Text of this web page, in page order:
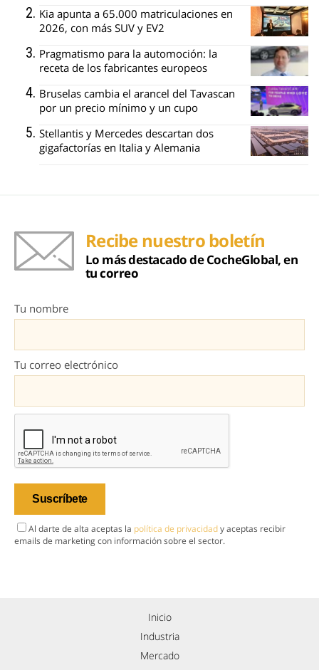
Kia apunta a 65.000 matriculaciones en
2026, con más SUV y EV2
Pragmatismo para la automoción: la
receta de los fabricantes europeos
Bruselas cambia el arancel del Tavascan
por un precio mínimo y un cupo
Stellantis y Mercedes descartan dos
gigafactorías en Italia y Alemania
Recibe nuestro boletín
Lo más destacado de CocheGlobal, en
tu correo
Tu nombre
Tu correo electrónico
Al darte de alta aceptas la política de privacidady aceptas recibir
emails de marketing con información sobre el sector.
Inicio
Industria
Mercado